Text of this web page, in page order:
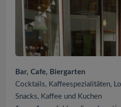
Bar, Cafe, Biergarten
Cocktails, Kaffeespezialitäten,
Snacks, Kaffee und Kuchen